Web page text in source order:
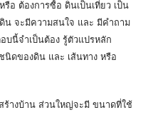
อ ต้องการซื้อ ดินเป็นเที่ยว เป็น
น จะมีความสนใจ และ มีคำถาม
นี้จำเป็นต้อง รู้ตัวแปรหลัก
ดของดิน และ เส้นทาง หรือ
ร้างบ้าน ส่วนใหญ่จะมี ขนาดที่ใช้